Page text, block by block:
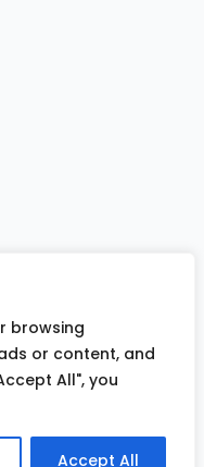
browsing
or content, and
All", you
Accept All